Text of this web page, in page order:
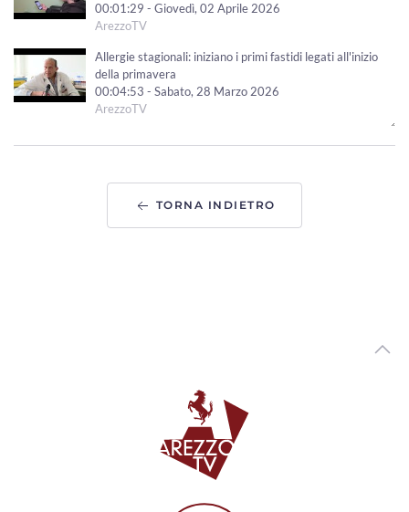
00:01:29 - Giovedì, 02 Aprile 2026
ArezzoTV
Allergie stagionali: iniziano i primi fastidi legati all'inizio
della primavera
00:04:53 - Sabato, 28 Marzo 2026
ArezzoTV
Papilloma virus, il vaccino come arma contro il cancro
00:03:48 - Mercoledì, 04 Marzo 2026
Il Centro Chirurgico Toscano capitale della neurochirurgia
robotica. Esperti da tutto il mondo
TORNA INDIETRO